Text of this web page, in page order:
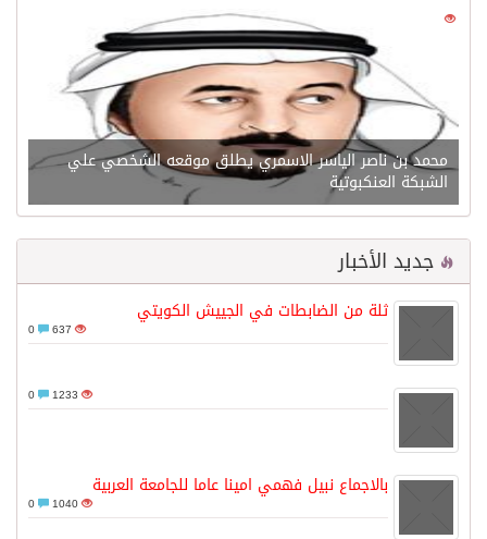
21621
محمد بن ناصر الياسر الاسمري يطلق موقعه الشخصي علي
الشبكة العنكبوتية
جديد الأخبار
ثلة من الضابطات في الجييش الكويتي
637
1233
بالاجماع نبيل فهمي امينا عاما للجامعة العربية
1040